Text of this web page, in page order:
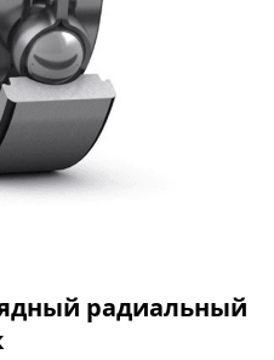
радиальный